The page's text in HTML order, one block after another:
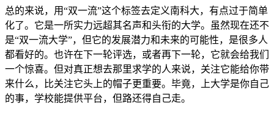
总的来说，用“双一流”这个标签去定义南科大，有点过于简单
化了。它是一所实力远超其名声和头衔的大学。虽然现在还不
是“双一流大学”，但它的发展潜力和未来的可能性，是很多人
都看好的。也许在下一轮评选，或者再下一轮，它就会给我们
一个惊喜。但对真正想去那里求学的人来说，关注它能给你带
来什么，比关注它头上的帽子更重要。毕竟，上大学是你自己
的事，学校能提供平台，但路还得自己走。